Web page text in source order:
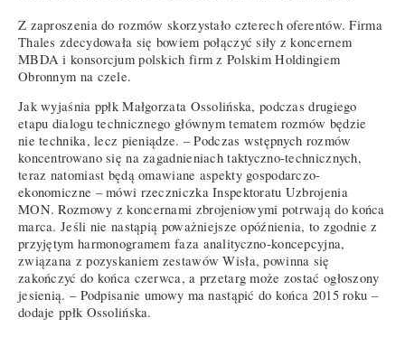
Z zaproszenia do rozmów skorzystało czterech oferentów. Firma
Thales zdecydowała się bowiem połączyć siły z koncernem
MBDA i konsorcjum polskich firm z Polskim Holdingiem
Obronnym na czele.
Jak wyjaśnia ppłk Małgorzata Ossolińska, podczas drugiego
etapu dialogu technicznego głównym tematem rozmów będzie
nie technika, lecz pieniądze. – Podczas wstępnych rozmów
koncentrowano się na zagadnieniach taktyczno-technicznych,
teraz natomiast będą omawiane aspekty gospodarczo-
ekonomiczne – mówi rzeczniczka Inspektoratu Uzbrojenia
MON. Rozmowy z koncernami zbrojeniowymi potrwają do końca
marca. Jeśli nie nastąpią poważniejsze opóźnienia, to zgodnie z
przyjętym harmonogramem faza analityczno-koncepcyjna,
związana z pozyskaniem zestawów Wisła, powinna się
zakończyć do końca czerwca, a przetarg może zostać ogłoszony
jesienią. – Podpisanie umowy ma nastąpić do końca 2015 roku –
dodaje ppłk Ossolińska.